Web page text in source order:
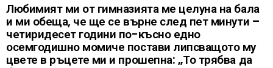
Любимият ми от гимназията ме целуна на бала
и ми обеща, че ще се върне след пет минути –
четиридесет години по-късно едно
осемгодишно момиче постави липсващото му
цвете в ръцете ми и прошепна: „То трябва да